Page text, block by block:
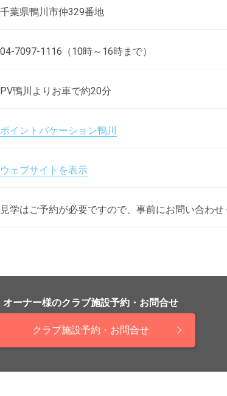
千葉県鴨川市仲329番地
04-7097-1116（10時～16時まで）
PV鴨川よりお車で約20分
ポイントバケーション鴨川
ウェブサイトを表示
見学はご予約が必要ですので、事前にお問い合わ
オーナー様のクラブ施設予約・お問合せ
クラブ施設予約・お問合せ